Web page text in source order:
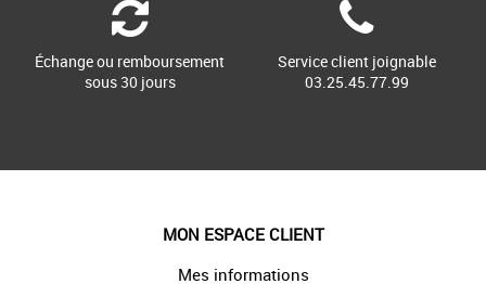
Échange ou remboursement
sous 30 jours
Service client joignable
03.25.45.77.99
MON ESPACE CLIENT
Mes informations